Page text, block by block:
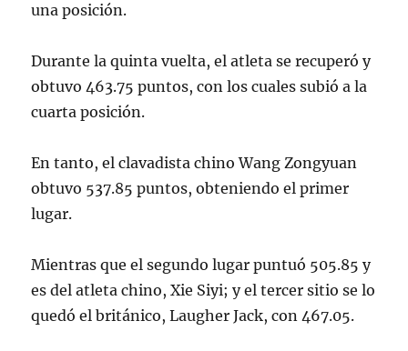
una posición.
Durante la quinta vuelta, el atleta se recuperó y
obtuvo 463.75 puntos, con los cuales subió a la
cuarta posición.
En tanto, el clavadista chino Wang Zongyuan
obtuvo 537.85 puntos, obteniendo el primer
lugar.
Mientras que el segundo lugar puntuó 505.85 y
es del atleta chino, Xie Siyi; y el tercer sitio se lo
quedó el británico, Laugher Jack, con 467.05.